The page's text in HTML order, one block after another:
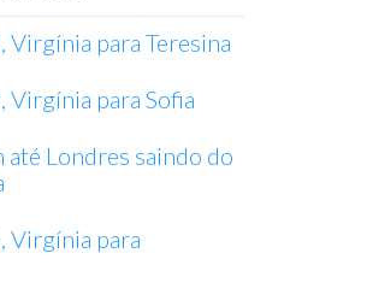
Virgínia para Teresina
Virgínia para Sofia
até Londres saindo do
Virgínia para